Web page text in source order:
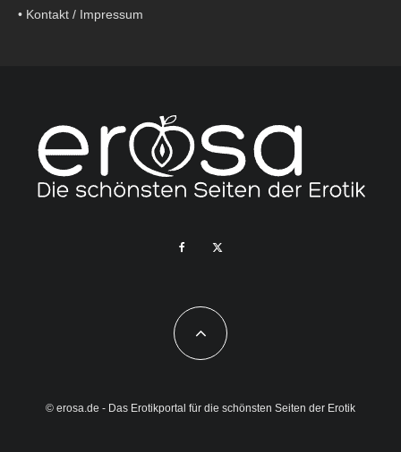
• Kontakt / Impressum
© erosa.de - Das Erotikportal für die schönsten Seiten der Erotik